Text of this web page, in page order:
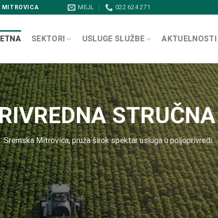
MITROVICA MEJL 022 624 271
SEKTORI USLUGE SLUŽBE AKTUELNOSTI
Sremska Mitrovica, pruža širok spektar usluga u poljoprivredi.